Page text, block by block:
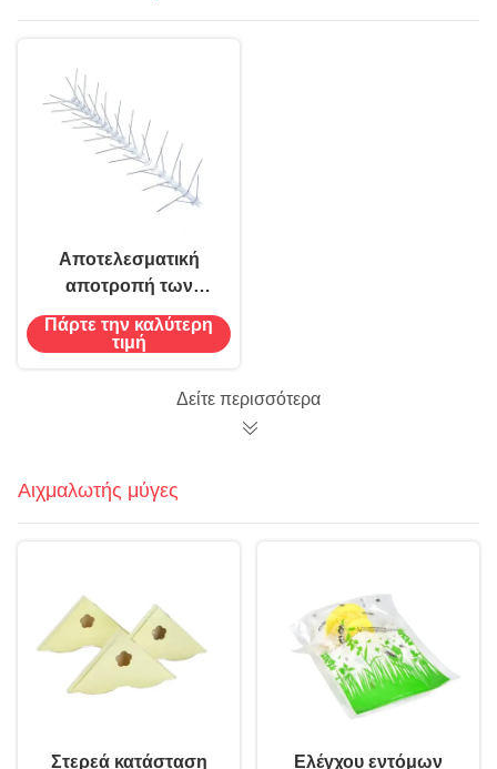
Αποτελεσματική
αποτροπή των
πτηνών με
επαγγελματικές
Πάρτε την καλύτερη
τιμή
Δείτε περισσότερα
Αιχμαλωτής μύγες
Στερεά κατάσταση Ελέγχου εντόμων